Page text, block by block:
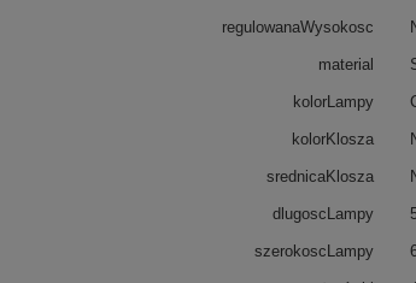
regulowanaWysokosc
material
kolorLampy
kolorKlosza
srednicaKlosza
dlugoscLampy
szerokoscLampy